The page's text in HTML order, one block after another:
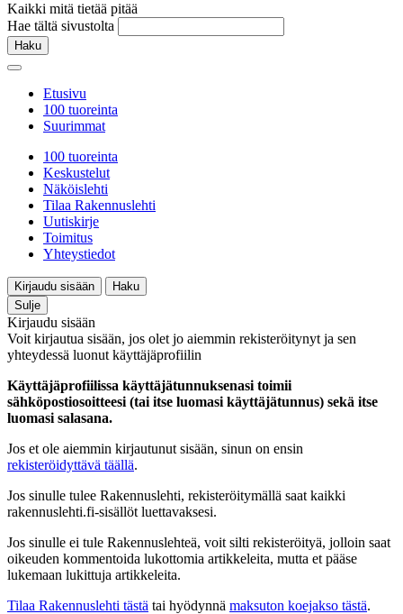
Kaikki mitä tietää pitää
Hae tältä sivustolta
Haku
Etusivu
100 tuoreinta
Suurimmat
100 tuoreinta
Keskustelut
Näköislehti
Tilaa Rakennuslehti
Uutiskirje
Toimitus
Yhteystiedot
Kirjaudu sisään
Haku
Sulje
Kirjaudu sisään
Voit kirjautua sisään, jos olet jo aiemmin rekisteröitynyt ja sen
yhteydessä luonut käyttäjäprofiilin
Käyttäjäprofiilissa käyttäjätunnuksenasi toimii
sähköpostiosoitteesi (tai itse luomasi käyttäjätunnus) sekä itse
luomasi salasana.
Jos et ole aiemmin kirjautunut sisään, sinun on ensin
rekisteröidyttävä täällä.
Jos sinulle tulee Rakennuslehti, rekisteröitymällä saat kaikki
rakennuslehti.fi-sisällöt luettavaksesi.
Jos sinulle ei tule Rakennuslehteä, voit silti rekisteröityä, jolloin saat
oikeuden kommentoida lukottomia artikkeleita, mutta et pääse
lukemaan lukittuja artikkeleita.
Tilaa Rakennuslehti tästä tai hyödynnä maksuton koejakso tästä.